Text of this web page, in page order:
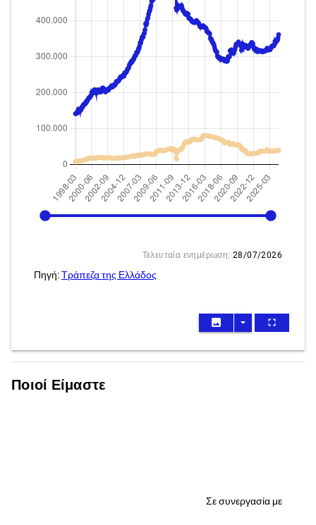
1998-03 2026-06
Τελευταία ενημέρωση: 28/07/2026
Πηγή:Τράπεζα της Ελλάδος
image arrow_drop_down fullscreen
Ποιοί Είμαστε
Σε συνεργασία με